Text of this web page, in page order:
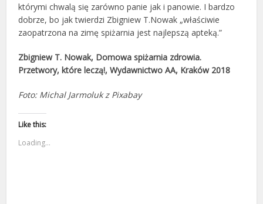
którymi chwalą się zarówno panie jak i panowie. I bardzo
dobrze, bo jak twierdzi Zbigniew T.Nowak „właściwie
zaopatrzona na zimę spiżarnia jest najlepszą apteką.”
Zbigniew T. Nowak, Domowa spiżarnia zdrowia.
Przetwory, które leczą!, Wydawnictwo AA, Kraków 2018
Foto: Michal Jarmoluk z Pixabay
Like this:
Loading...